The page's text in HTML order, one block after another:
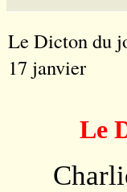
Le Dicton du
17 janvier
Le